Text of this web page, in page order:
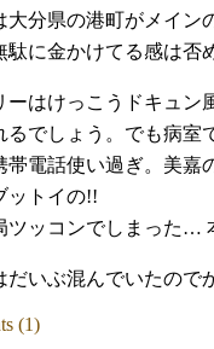
大分県の港町がメイ
駄に金かけてる感は否
ーはけっこうドキュン
るでしょう。でも病室
帯電話使い過ぎ。美嘉
ットイの!!
ツッコンでしまった…
だいぶ混んでいたので
(1)